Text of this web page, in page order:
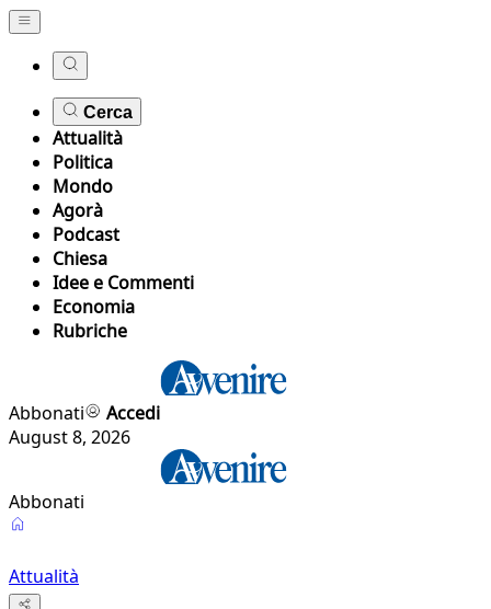
Cerca
Attualità
Politica
Mondo
Agorà
Podcast
Chiesa
Idee e Commenti
Economia
Rubriche
Abbonati
Accedi
August 8, 2026
Abbonati
Attualità